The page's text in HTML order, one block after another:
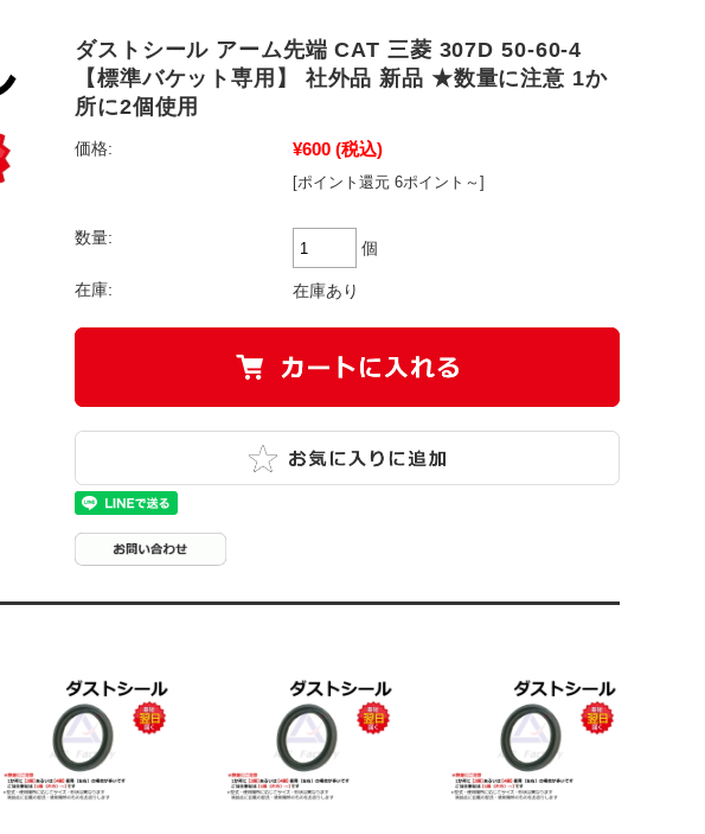
ダストシール アーム先端 CAT 三菱 307D 50-60-4
【標準バケット専用】 社外品 新品 ★数量に注意 1か
所に2個使用
価格: ¥600 (税込)
[ポイント還元 6ポイント～]
数量:
個
在庫: 在庫あり